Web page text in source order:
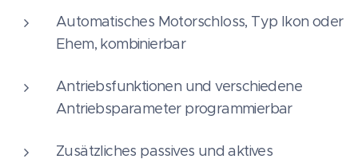
Automatisches Motorschloss, Typ Ikon oder
Ehem, kombinierbar
Antriebsfunktionen und verschiedene
Antriebsparameter programmierbar
Zusätzliches passives und aktives